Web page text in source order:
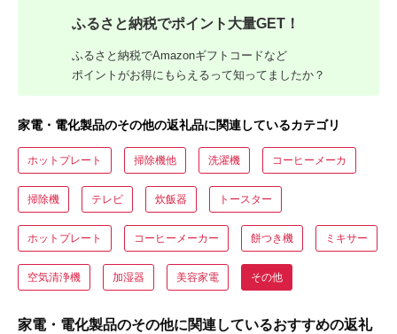
ふるさと納税でポイント大量GET！
ふるさと納税でAmazonギフトコードなど
ポイントがお得にもらえるって知ってましたか？
家電・電化製品のその他の返礼品に関連しているカテゴリ
ホットプレート 掃除機他 洗濯機 コーヒーメーカ
掃除機 テレビ 炊飯器 トースター
ホットプレート コーヒーメーカー 餅つき機 ミキサー
空気清浄機 加湿器 美容家電 その他
家電・電化製品のその他に関連しているおすすめの返礼